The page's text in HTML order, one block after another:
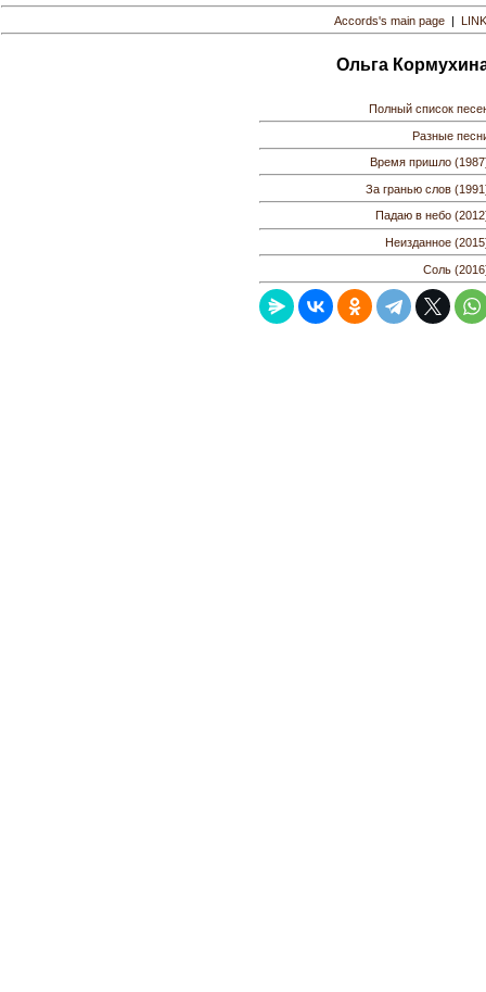
Accords's main page |
Ольга
Полный список
Разные
Время пришло
За гранью слов
Падаю в небо
Неизданное
Соль